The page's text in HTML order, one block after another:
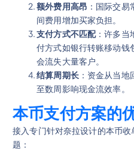
额外费用高昂 ：国际交
间费用增加买家负担。
支付方式不匹配：许多当
付方式如银行转账移动钱
会流失大量客户。
结算周期长：资金从当地
至数周影响现金流效率。
本币支付方案的
接入专门针对奈拉设计的本币
题：